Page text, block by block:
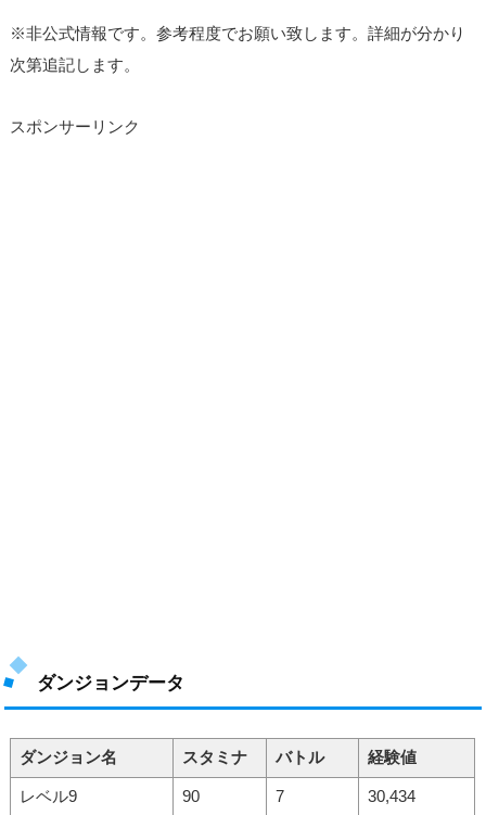
※非公式情報です。参考程度でお願い致します。詳細が分かり
次第追記します。
スポンサーリンク
ダンジョンデータ
ダンジョン名 スタミナ バトル 経験値
レベル9 90 7 30,434